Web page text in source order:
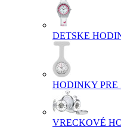
DETSKE
HODINKY PRE
VRECKOVÉ